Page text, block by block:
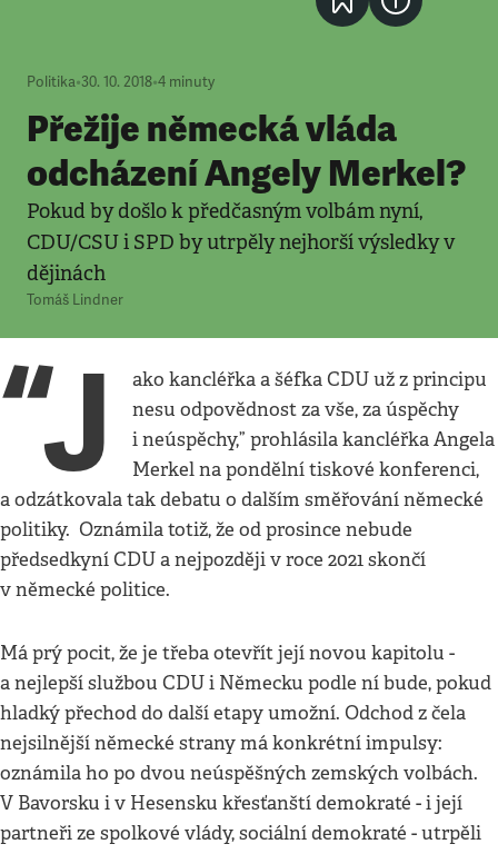
Politika•30. 10. 2018•4 minuty
Přežije německá vláda
odcházení Angely Merkel?
Pokud by došlo k předčasným volbám nyní,
CDU/CSU i SPD by utrpěly nejhorší výsledky v
dějinách
Tomáš Lindner
“J
ako kancléřka a šéfka CDU už z principu
nesu odpovědnost za vše, za úspěchy
i neúspěchy,” prohlásila kancléřka Angela
Merkel na pondělní tiskové konferenci,
a odzátkovala tak debatu o dalším směřování německé
politiky. Oznámila totiž, že od prosince nebude
předsedkyní CDU a nejpozději v roce 2021 skončí
v německé politice.
Má prý pocit, že je třeba otevřít její novou kapitolu -
a nejlepší službou CDU i Německu podle ní bude, pokud
hladký přechod do další etapy umožní. Odchod z čela
nejsilnější německé strany má konkrétní impulsy:
oznámila ho po dvou neúspěšných zemských volbách.
V Bavorsku i v Hesensku křesťanští demokraté - i její
partneři ze spolkové vlády, sociální demokraté - utrpěli